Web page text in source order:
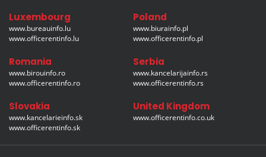
Luxembourg
www.bureauinfo.lu
www.officerentinfo.lu
Poland
www.biurainfo.pl
www.officerentinfo.pl
Romania
www.birouinfo.ro
www.officerentinfo.ro
Serbia
www.kancelarijainfo.rs
www.officerentinfo.rs
Slovakia
www.kancelarieinfo.sk
www.officerentinfo.sk
United Kingdom
www.officerentinfo.co.uk